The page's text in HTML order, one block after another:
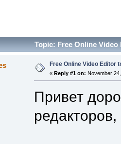
Topic: Free Online
Free Online Video Editor
« Reply #1 on: November
Привет
редакторов,